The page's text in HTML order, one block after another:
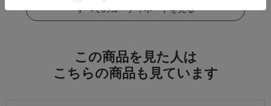
すべてのコーディネートを見る
この商品を見た人は
こちらの商品も見ています